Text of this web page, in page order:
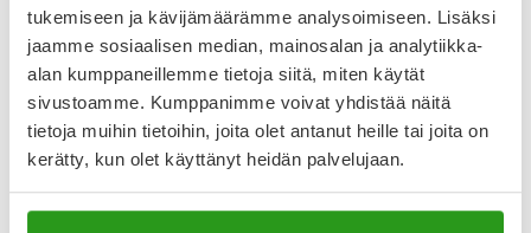
tukemiseen ja kävijämäärämme analysoimiseen. Lisäksi
jaamme sosiaalisen median, mainosalan ja analytiikka-
alan kumppaneillemme tietoja siitä, miten käytät
sivustoamme. Kumppanimme voivat yhdistää näitä
tietoja muihin tietoihin, joita olet antanut heille tai joita on
kerätty, kun olet käyttänyt heidän palvelujaan.
Arvostelut ja kokemuksia
4.58 arvostelua Kirjoita arvostelu
15.9.2025